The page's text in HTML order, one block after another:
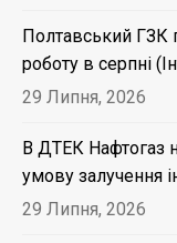
Полтавський ГЗК
роботу в серпні
29 Липня, 2026
В ДТЕК Нафтогаз
умову залучення
29 Липня, 2026